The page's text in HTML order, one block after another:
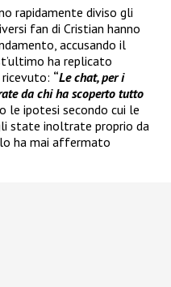
rapidamente diviso gli
fan di Cristian hanno
accusando il
ha replicato
ricevuto: “Le chat, per i
da chi ha scoperto tutto
le ipotesi secondo cui le
state inoltrate proprio da
lo ha mai affermato